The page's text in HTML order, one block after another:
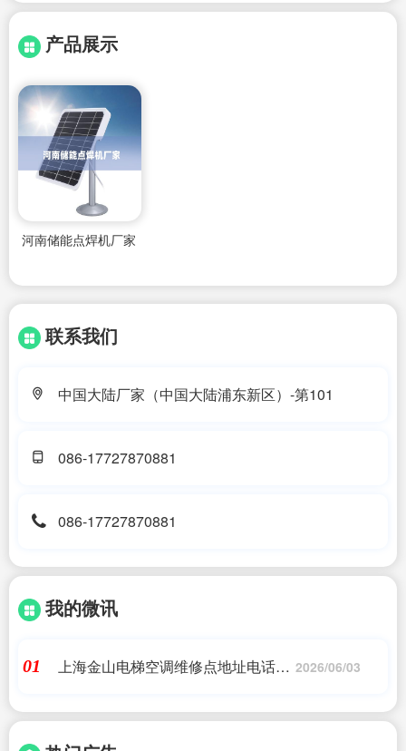
产品展示
河南储能点焊机厂家
联系我们
中国大陆厂家（中国大陆浦东新区）-第101
086-17727870881
086-17727870881
我的微讯
01
上海金山电梯空调维修点地址电话号
况
2026/06/03